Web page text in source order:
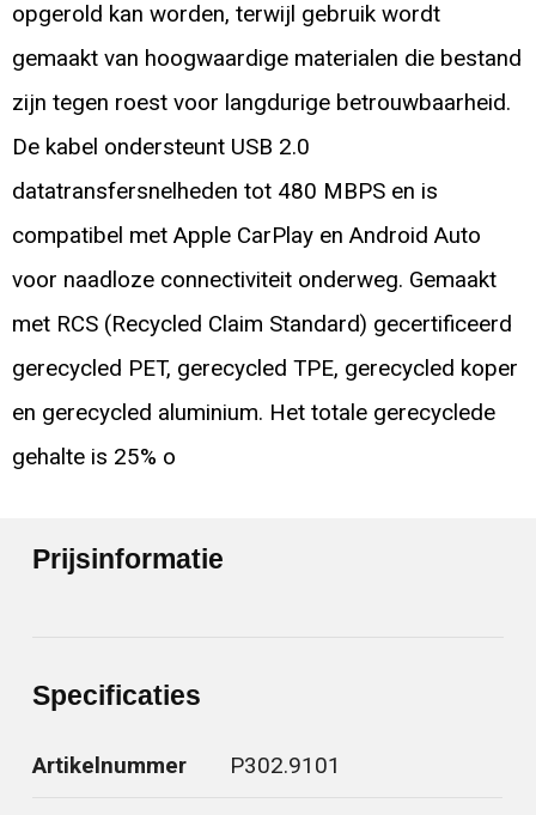
opgerold kan worden, terwijl gebruik wordt
gemaakt van hoogwaardige materialen die bestand
zijn tegen roest voor langdurige betrouwbaarheid.
De kabel ondersteunt USB 2.0
datatransfersnelheden tot 480 MBPS en is
compatibel met Apple CarPlay en Android Auto
voor naadloze connectiviteit onderweg. Gemaakt
met RCS (Recycled Claim Standard) gecertificeerd
gerecycled PET, gerecycled TPE, gerecycled koper
en gerecycled aluminium. Het totale gerecyclede
gehalte is 25% o
Prijsinformatie
Specificaties
Artikelnummer P302.9101